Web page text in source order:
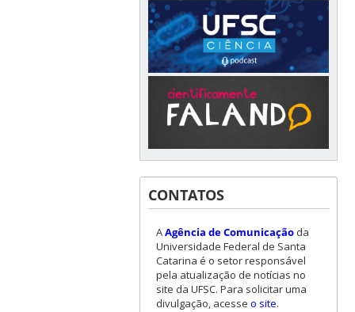
CONTATOS
AAgência de Comunicaçãoda
Universidade Federal de Santa
Catarina é o setor responsável
pela atualização de notícias no
site da UFSC. Para solicitar uma
divulgação, acesse o site.